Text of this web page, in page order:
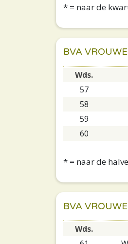
* = naar de
BVA
Wds.
57
58
59
60
* = naar de
BVA
Wds.